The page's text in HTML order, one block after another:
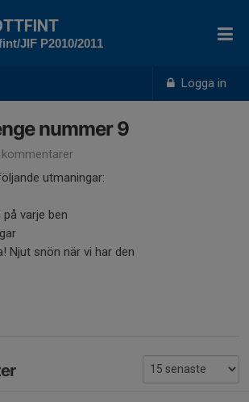
Logga in
JIF P2010/2011
nummer 9
kommentarer
utmaningar:
varje ben
Njut snön när vi har den